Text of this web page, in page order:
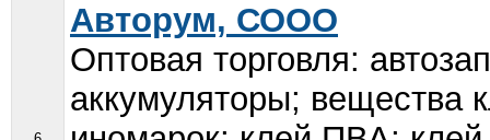
Авторум, СООО
Оптовая торговля:
аккумуляторы; вещества